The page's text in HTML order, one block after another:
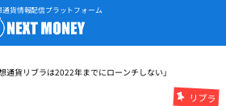
通貨情報配信プラットフォーム
通貨リブラは2022年までにローンチしない」
リブラ